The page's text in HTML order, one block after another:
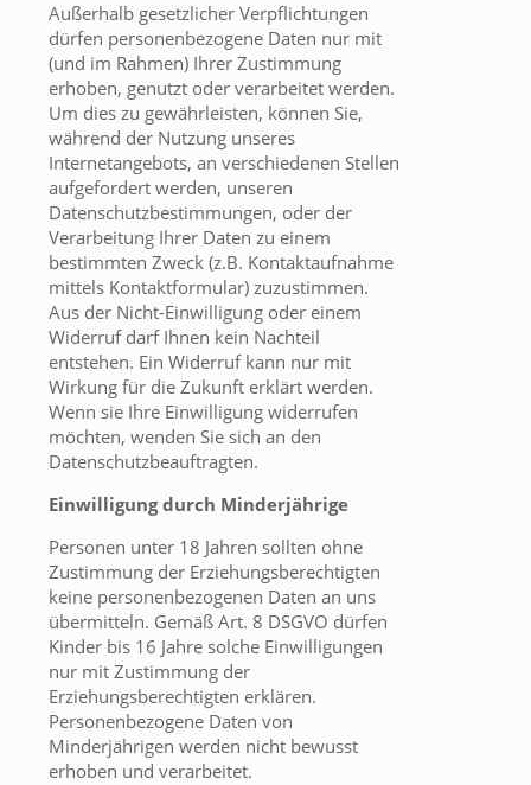
Außerhalb gesetzlicher Verpflichtungen
dürfen personenbezogene Daten nur mit
(und im Rahmen) Ihrer Zustimmung
erhoben, genutzt oder verarbeitet werden.
Um dies zu gewährleisten, können Sie,
während der Nutzung unseres
Internetangebots, an verschiedenen Stellen
aufgefordert werden, unseren
Datenschutzbestimmungen, oder der
Verarbeitung Ihrer Daten zu einem
bestimmten Zweck (z.B. Kontaktaufnahme
mittels Kontaktformular) zuzustimmen.
Aus der Nicht-Einwilligung oder einem
Widerruf darf Ihnen kein Nachteil
entstehen. Ein Widerruf kann nur mit
Wirkung für die Zukunft erklärt werden.
Wenn sie Ihre Einwilligung widerrufen
möchten, wenden Sie sich an den
Datenschutzbeauftragten.
Einwilligung durch Minderjährige
Personen unter 18 Jahren sollten ohne
Zustimmung der Erziehungsberechtigten
keine personenbezogenen Daten an uns
übermitteln. Gemäß Art. 8 DSGVO dürfen
Kinder bis 16 Jahre solche Einwilligungen
nur mit Zustimmung der
Erziehungsberechtigten erklären.
Personenbezogene Daten von
Minderjährigen werden nicht bewusst
erhoben und verarbeitet.